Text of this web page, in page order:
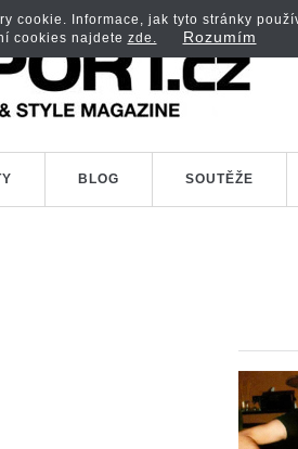
BLOG SOUTĚŽE
Informace, jak tyto stránky
cookies najdete zde. Rozumím